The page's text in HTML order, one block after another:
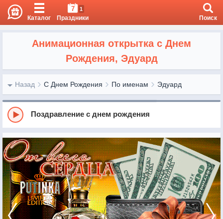
Каталог
7 1
Праздники Поиск
Анимационная открытка с Днем
Рождения, Эдуард
Назад С Днем Рождения По именам Эдуард
Поздравление с днем рождения